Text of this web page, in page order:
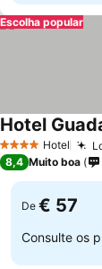
Escolha popular
4 EstrelasHotel
Hotel
8,4 Muito boa
De € 57
Consulte os